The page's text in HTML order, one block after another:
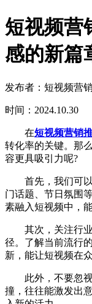
短视频营
感的新篇
发布者：短视频营
时间：2024.10.30
在短视频营销
转化率的关键。那
容更具吸引力呢?
首先，我们可以
门话题、节日氛围
素融入短视频中，
其次，关注行业
径。了解当前流行
新，能让短视频在
此外，不要忽视
撞，往往能激发出